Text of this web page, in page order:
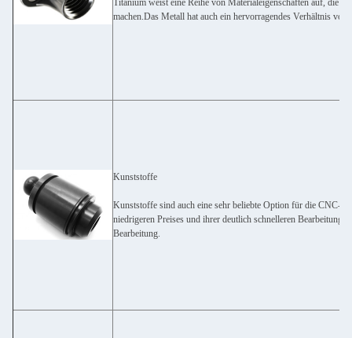
machen.Das Metall hat auch ein hervorragendes Verhältnis
Kunststoffe
Kunststoffe sind auch eine sehr beliebte Option für die CNC-
niedrigeren Preises und ihrer deutlich schnelleren
Bearbeitung.